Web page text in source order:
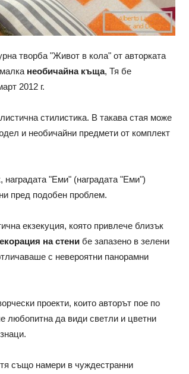
творба "Живот в кола" от авторката
необичайна къща, Тя бе
2012 г.
стилистика. В такава стая може
и необичайни предмети от комплект
"Еми" (наградата "Еми")
пред подобен проблем.
екзекуция, която привлече близък
на стени бе запазено в зелени
с невероятни панорамни
проекти, които авторът пое по
любопитна да види светли и цветни
също намери в чуждестранни